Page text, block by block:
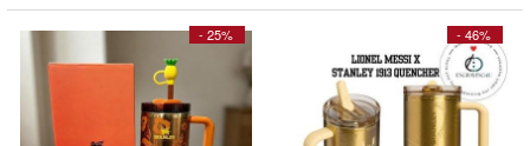
- 25% - 46%